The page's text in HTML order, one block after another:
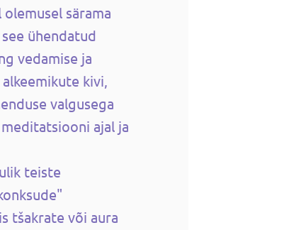
särama
ühendatud
vedamise ja
kivi,
valgusega
ajal ja
teiste
tšakrate või aura